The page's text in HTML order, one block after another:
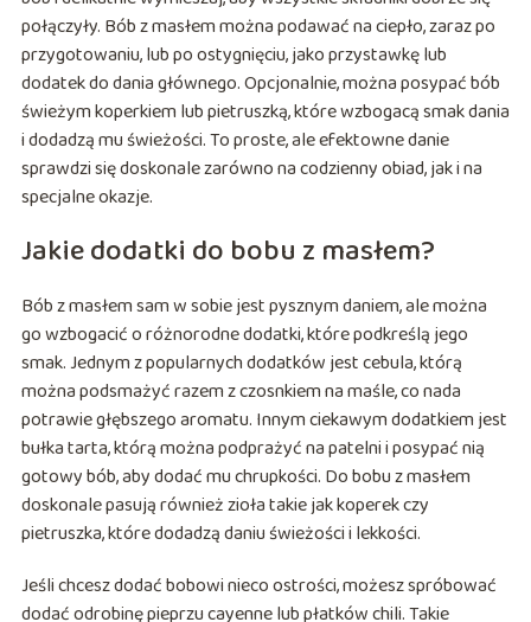
połączyły. Bób z masłem można podawać na ciepło, zaraz po
przygotowaniu, lub po ostygnięciu, jako przystawkę lub
dodatek do dania głównego. Opcjonalnie, można posypać bób
świeżym koperkiem lub pietruszką, które wzbogacą smak dania
i dodadzą mu świeżości. To proste, ale efektowne danie
sprawdzi się doskonale zarówno na codzienny obiad, jak i na
specjalne okazje.
Jakie dodatki do bobu z masłem?
Bób z masłem sam w sobie jest pysznym daniem, ale można
go wzbogacić o różnorodne dodatki, które podkreślą jego
smak. Jednym z popularnych dodatków jest cebula, którą
można podsmażyć razem z czosnkiem na maśle, co nada
potrawie głębszego aromatu. Innym ciekawym dodatkiem jest
bułka tarta, którą można podprażyć na patelni i posypać nią
gotowy bób, aby dodać mu chrupkości. Do bobu z masłem
doskonale pasują również zioła takie jak koperek czy
pietruszka, które dodadzą daniu świeżości i lekkości.
Jeśli chcesz dodać bobowi nieco ostrości, możesz spróbować
dodać odrobinę pieprzu cayenne lub płatków chili. Takie